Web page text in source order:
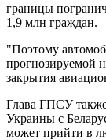
границы
1,9 млн граждан.
"Поэтому
прогнозируемой
закрытия
Глава ГПСУ
Украины с
может прийти в